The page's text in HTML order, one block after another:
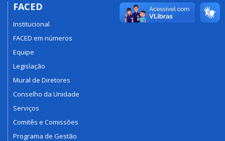
FACED
Institucional
FACED em números
Equipe
Legislação
Mural de Diretores
Conselho da Unidade
Serviços
Comitês e Comissões
Programa de Gestão